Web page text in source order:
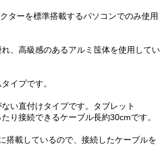
ターを標準搭載するパソコンでのみ使用
、高級感のあるアルミ筺体を使用してい
イプです。
い直付けタイプです。タブレット
り接続できるケーブル長約30cmです。
搭載しているので、接続したケーブルを